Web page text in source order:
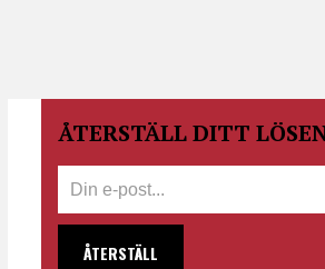
ÅTERSTÄLL DITT
ÅTERSTÄLL